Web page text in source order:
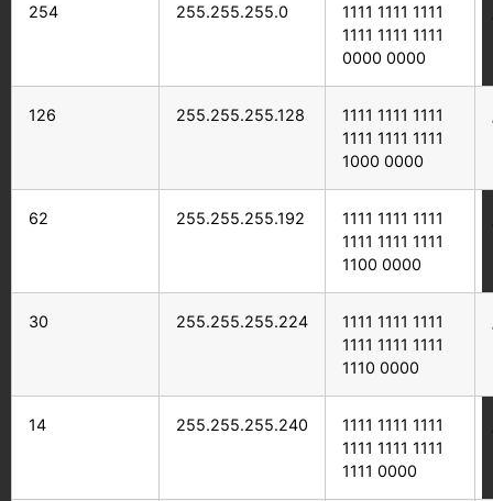
254 255.255.255.0
1111 1111 1111
1111 1111 1111
0000 0000
126 255.255.255.128
1111 1111 1111
1111 1111 1111
1000 0000
62 255.255.255.192
1111 1111 1111
1111 1111 1111
1100 0000
30 255.255.255.224
1111 1111 1111
1111 1111 1111
1110 0000
14 255.255.255.240
1111 1111 1111
1111 1111 1111
1111 0000